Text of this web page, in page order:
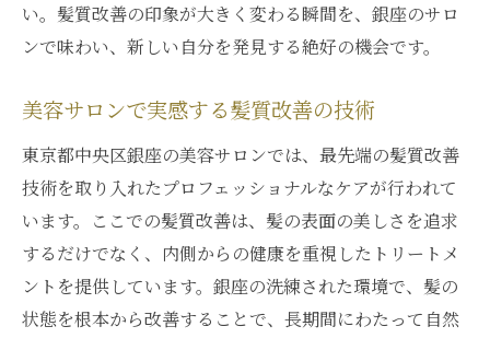
い。髪質改善の印象が大きく変わる瞬間を、銀座のサロ
ンで味わい、新しい自分を発見する絶好の機会です。
美容サロンで実感する髪質改善の技術
東京都中央区銀座の美容サロンでは、最先端の髪質改善
技術を取り入れたプロフェッショナルなケアが行われて
います。ここでの髪質改善は、髪の表面の美しさを追求
するだけでなく、内側からの健康を重視したトリートメ
ントを提供しています。銀座の洗練された環境で、髪の
状態を根本から改善することで、長期間にわたって自然